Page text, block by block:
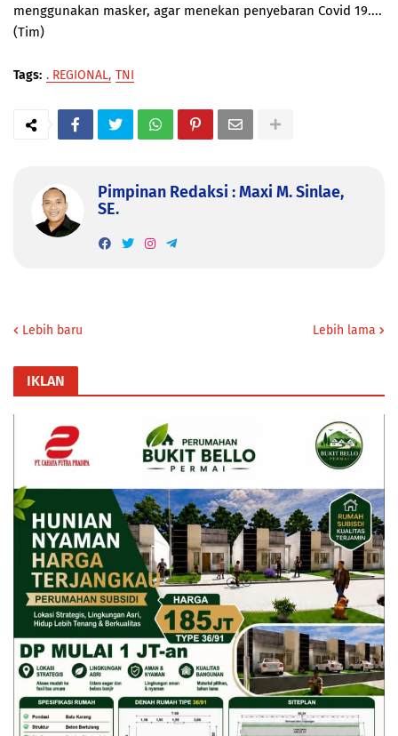
menggunakan masker, agar menekan penyebaran Covid 19....
(Tim)
Tags: . REGIONAL TNI
Pimpinan Redaksi : Maxi M. Sinlae,
SE.
Lebih baru Lebih lama
IKLAN